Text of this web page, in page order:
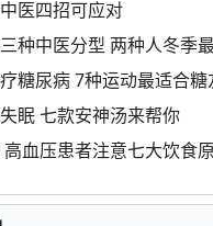
医四招可应对
种中医分型 两种人冬季
糖尿病 7种运动最适合糖
眠 七款安神汤来帮你
血压患者注意七大饮食